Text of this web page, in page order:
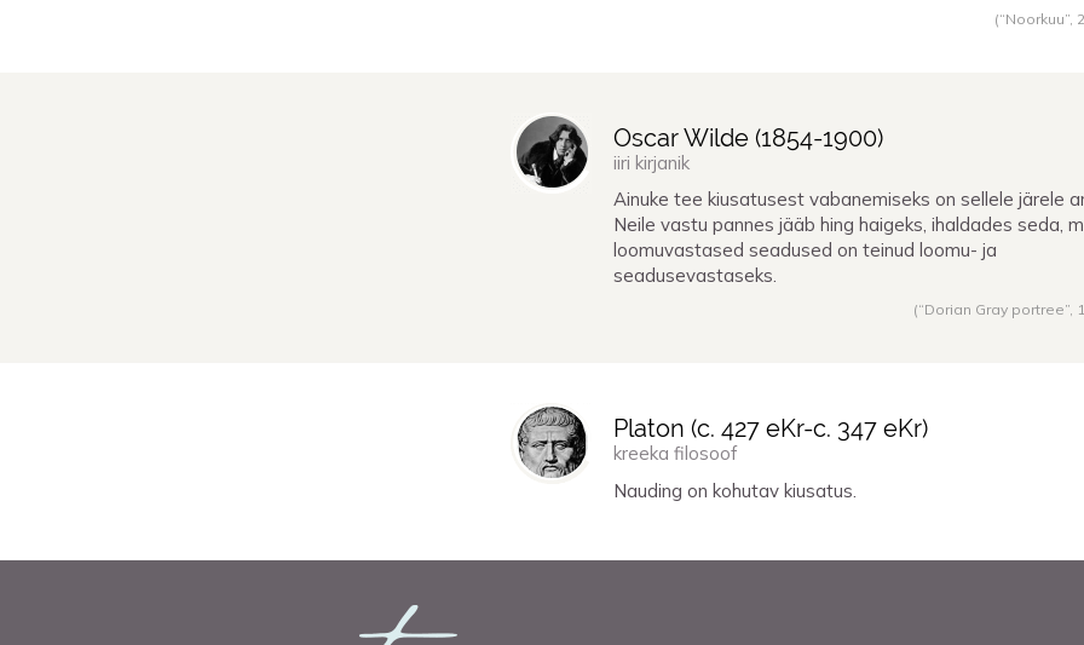
(“Noorkuu”,
Oscar Wilde (1854-1900)
iiri kirjanik
Ainuke tee kiusatusest vabanemiseks on sellele järele
Neile vastu pannes jääb hing haigeks, ihaldades seda,
loomuvastased seadused on teinud loomu- ja
seadusevastaseks.
(“Dorian Gray portree”,
Platon (c. 427 eKr-c. 347 eKr)
kreeka filosoof
Nauding on kohutav kiusatus.